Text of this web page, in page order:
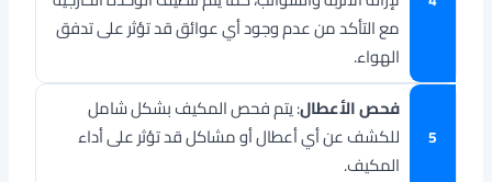
مع التأكد من عدم وجود أي عوائق قد تؤثر على تدفق
الهواء.
فحص الأعطال: يتم فحص المكيف بشكل شامل
للكشف عن أي أعطال أو مشاكل قد تؤثر على أداء
المكيف.